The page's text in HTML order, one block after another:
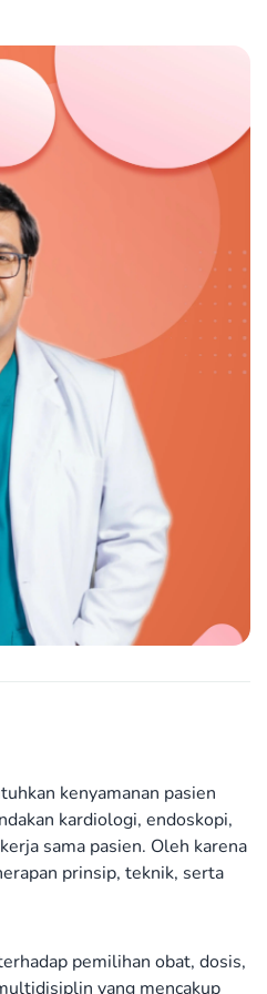
kenyamanan pasien
kardiologi, endoskopi,
sama pasien. Oleh karena
prinsip, teknik, serta
pemilihan obat, dosis,
yang mencakup